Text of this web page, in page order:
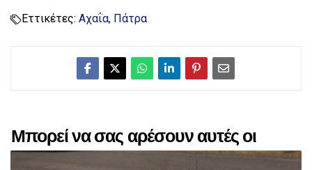
Εττικέτες: Αχαΐα Πάτρα
Μπορεί να σας αρέσουν αυτές οι
αναρτήσεις